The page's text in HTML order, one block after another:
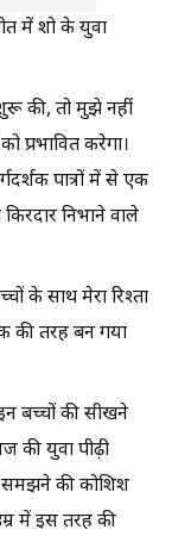
में शो के युवा
की, तो मुझे नहीं
प्रभावित करेगा।
पात्रों में से एक
निभाने वाले
के साथ मेरा रिश्ता
की तरह बन गया
बच्चों की सीखने
की युवा पीढ़ी
की कोशिश
में इस तरह की